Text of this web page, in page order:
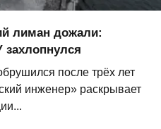
лиман дожали:
после трёх лет
инженер» раскрывает